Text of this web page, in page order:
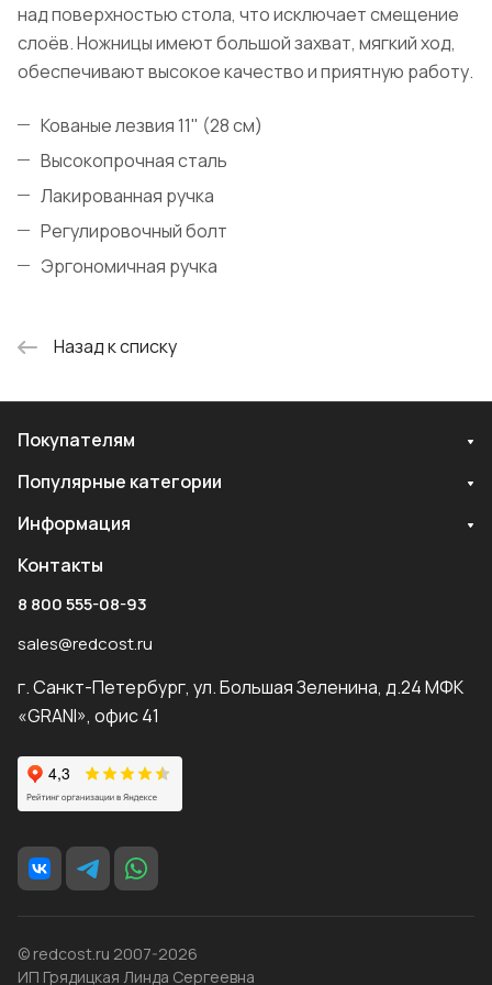
над поверхностью стола, что исключает смещение
слоёв. Ножницы имеют большой захват, мягкий ход,
обеспечивают высокое качество и приятную работу.
Кованые лезвия 11" (28 см)
Высокопрочная сталь
Лакированная ручка
Регулировочный болт
Эргономичная ручка
Назад к списку
Покупателям
Популярные категории
Информация
Контакты
8 800 555-08-93
sales@redcost.ru
г. Санкт-Петербург, ул. Большая Зеленина, д.24 МФК
«GRANI», офис 41
© redcost.ru 2007-2026
ИП Грядицкая Линда Сергеевна